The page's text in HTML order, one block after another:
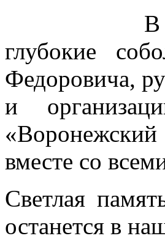
В этот
глубокие
Федоровича,
и
вместе со
Светлая
останется в